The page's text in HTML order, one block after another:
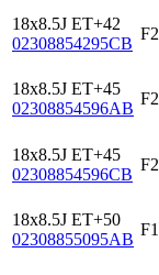
18x8.5J ET+42
02308854295CB
F2
18x8.5J ET+45
02308854596AB
F2
18x8.5J ET+45
02308854596CB
F2
18x8.5J ET+50
02308855095AB
F1